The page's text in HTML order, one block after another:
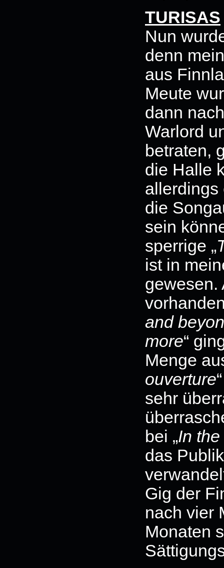
TURISAS
Nun
denn
aus
Meute
dann
Warlord
betraten,
die Halle
allerdings
die
sein
sperrige „
ist in
gewesen.
and
more“
Menge
ouverture
sehr
bei „In
das
Gig der
nach vier
Monaten